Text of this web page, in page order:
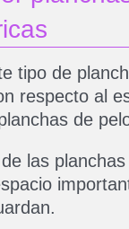
tipo de
respecto al
de
las